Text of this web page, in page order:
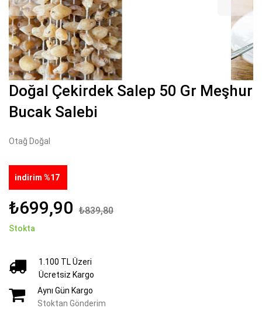
Doğal Çekirdek Salep 50 Gr Meşhur
Bucak Salebi
Otağ Doğal
indirim %17
₺699,90 ₺839,80
Stokta
1.100 TL Üzeri
Ücretsiz Kargo
Aynı Gün Kargo
Stoktan Gönderim